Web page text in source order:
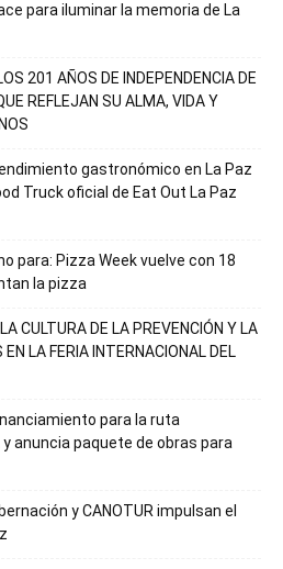
para iluminar la memoria de La
201 AÑOS DE INDEPENDENCIA DE
REFLEJAN SU ALMA, VIDA Y
gastronómico en La Paz
Truck oficial de Eat Out La Paz
para: Pizza Week vuelve con 18
la pizza
CULTURA DE LA PREVENCIÓN Y LA
EN LA FERIA INTERNACIONAL DEL
para la ruta
anuncia paquete de obras para
y CANOTUR impulsan el